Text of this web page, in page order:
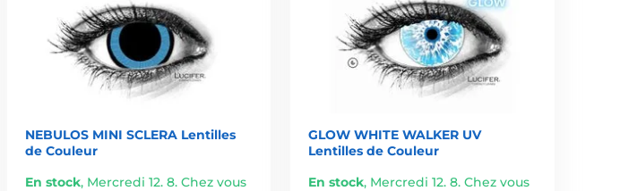
NEBULOS MINI SCLERA Lentilles
de Couleur
En stock, Mercredi 12. 8. Chez vous
GLOW WHITE WALKER UV
Lentilles de Couleur
En stock, Mercredi 12. 8. Chez vous